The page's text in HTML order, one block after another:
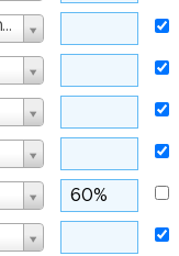
E160c - Paprikový extrakt, Kapsanthin, Kapsorubin - skóre: 0